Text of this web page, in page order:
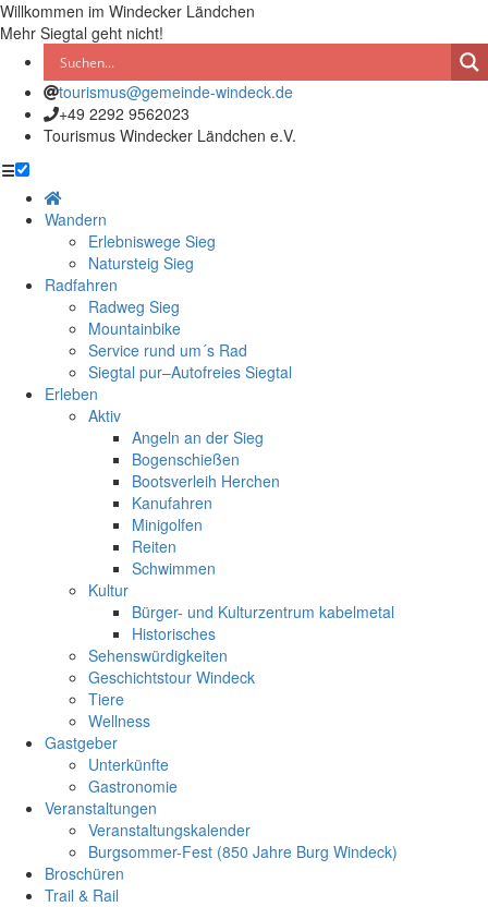
Willkommen im Windecker Ländchen
Mehr Siegtal geht nicht!
tourismus@gemeinde-windeck.de
+49 2292 9562023
Tourismus Windecker Ländchen e.V.
☰
Wandern
Erlebniswege Sieg
Natursteig Sieg
Radfahren
Radweg Sieg
Mountainbike
Service rund um´s Rad
Siegtal pur–Autofreies Siegtal
Erleben
Aktiv
Angeln an der Sieg
Bogenschießen
Bootsverleih Herchen
Kanufahren
Minigolfen
Reiten
Schwimmen
Kultur
Bürger- und Kulturzentrum kabelmetal
Historisches
Sehenswürdigkeiten
Geschichtstour Windeck
Tiere
Wellness
Gastgeber
Unterkünfte
Gastronomie
Veranstaltungen
Veranstaltungskalender
Burgsommer-Fest (850 Jahre Burg Windeck)
Broschüren
Trail & Rail